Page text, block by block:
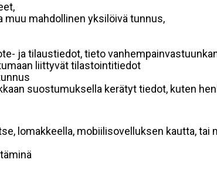
mahdollinen yksilöivä tunnus,
ja tilaustiedot, tieto
liittyvät tilastointitiedot
suostumuksella kerätyt tiedot, kuten
lomakkeella, mobiilisovelluksen kautta, tai